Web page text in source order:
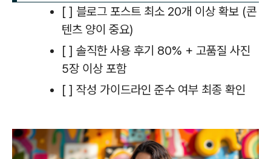
[ ] 블로그 포스트 최소 20개 이상 확보 (콘
텐츠 양이 중요)
[ ] 솔직한 사용 후기 80% + 고품질 사진
5장 이상 포함
[ ] 작성 가이드라인 준수 여부 최종 확인